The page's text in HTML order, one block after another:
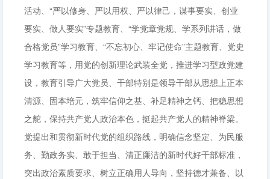
活动、“严以修身、严以用权、严以律己，谋事要实、创业
要实、做人要实”专题教育、“学党章党规、学系列讲话，做
合格党员”学习教育、“不忘初心、牢记使命”主题教育、党史
学习教育等，用党的创新理论武装全党，推进学习型政党建
设，教育引导广大党员、干部特别是领导干部从思想上正本
清源、固本培元，筑牢信仰之基、补足精神之钙、把稳思想
之舵，保持共产党人政治本色，挺起共产党人的精神脊梁。
党提出和贯彻新时代党的组织路线，明确信念坚定、为民服
务、勤政务实、敢于担当、清正廉洁的新时代好干部标准，
突出政治素质要求、树立正确用人导向，坚持德才兼备、以